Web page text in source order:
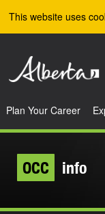
This website uses
Plan Your Career
OCC info